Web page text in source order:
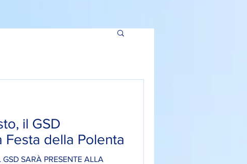
il GSD
Festa della Polenta
SARÀ PRESENTE ALLA